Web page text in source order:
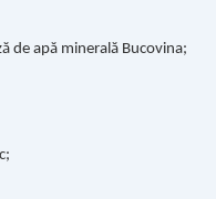
de apă minerală Bucovina;